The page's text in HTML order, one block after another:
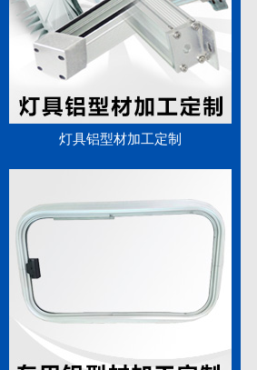
灯具铝型材加工定制